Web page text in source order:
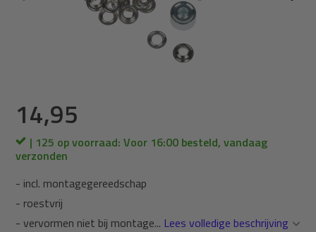
14,95
| 125 op voorraad: Voor 16:00 besteld, vandaag
verzonden
- incl. montagegereedschap
- roestvrij
- vervormen niet bij montage... Lees volledige beschrijving